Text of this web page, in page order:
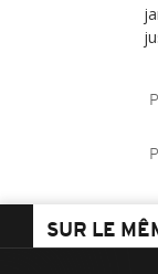
SUR LE